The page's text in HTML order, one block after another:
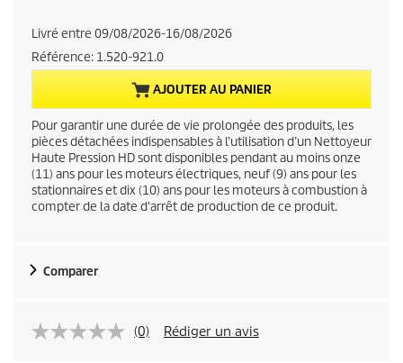
r
o
d
u
c
t
r
c
Livré entre 09/08/2026-16/08/2026
Référence: 1.520-921.0
AJOUTER AU PANIER
Pour garantir une durée de vie prolongée des produits, les
pièces détachées indispensables à l’utilisation d’un Nettoyeur
Haute Pression HD sont disponibles pendant au moins onze
(11) ans pour les moteurs électriques, neuf (9) ans pour les
stationnaires et dix (10) ans pour les moteurs à combustion à
compter de la date d'arrêt de production de ce produit.
Comparer
(0) Rédiger un avis